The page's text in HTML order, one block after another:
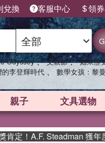
兌換 客服中心 領
Odyssey 、 父親節 、 如果歷
的李登輝時代 、 數學女孩：黎
親子 文具選物
Steadman 獲年度作家，